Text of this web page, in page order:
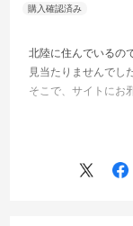
北陸に住んでいるの
見当たりませんでし
そこで、サイトにお
これで親イカいっぱ